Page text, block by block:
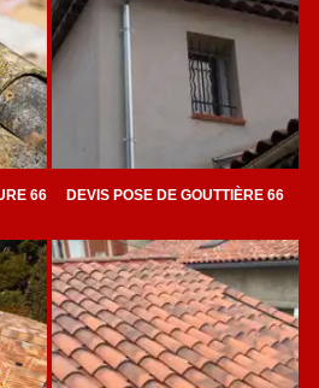
66 DEVIS POSE DE GOUTTIÈRE 66